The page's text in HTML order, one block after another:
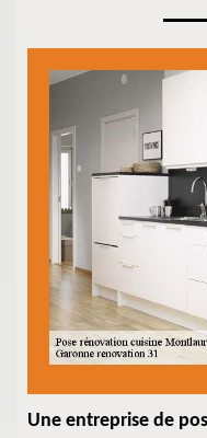
Une entreprise de